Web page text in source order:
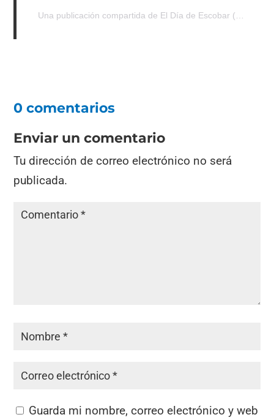
Una publicación compartida de El Día de Escobar (@eldiadeescobar)
0 comentarios
Enviar un comentario
Tu dirección de correo electrónico no será
publicada.
Guarda mi nombre, correo electrónico y web